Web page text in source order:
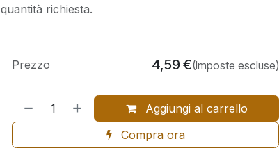
quantità richiesta.
Aggiungi al carrello
Compra ora
Prezzo 4,59€(Imposte escluse)